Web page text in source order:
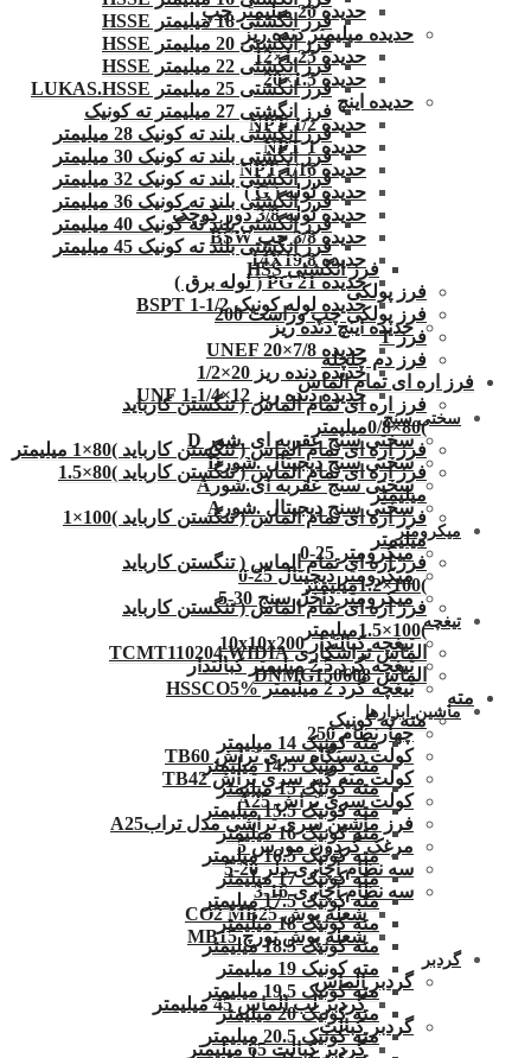
حدیده 20 میلیمتر چپ
حدیده میلیمتر دنده ریز
حدیده 1.25×12
حدیده 1.5×20
حدیده اینچ
حدیده 1/2 NPT
حدیده NPT 1
حدیده 1/16 NPT
حدیده لوله ( G )
حدیده لوله 3/8 دور کوچک
حدیده 3/8 چپ BSW
حدیده 14X19.8
حدیده 21 PG ( لوله برق )
حدیده لوله کونیک 1/2-1 BSPT
حدیده اینچ دنده ریز
حدیده UNEF 20×7/8
حدیده دنده ریز 20×1/2
حدیده دنده ریز 12×1/4-1 UNF
سختی سنج
سختی سنج عقربه ای .شور D
سختی سنج دیجیتال .شورD
سختی سنج عقربه ای.شورA
سختی سنج دیجیتال .شورA
میکرومتر
میکرومتر 25-0
میکرومتر دیجیتال 25-0
میکرومتر داخل سنج 30-5
تیغچه
تیغچه کبالتدار 10x10x200
تیغچه گرد 2.5 میلیمتر کبالتدار
تیغچه گرد 2 میلیمتر HSSCO5%
ماشین ابزارها
چهارنظام 250
کولت دستگاه سری تراش TB60
کولت مته گیر سری تراش TB42
کولت سری تراش A25
فرز ماشین سری تراشی مدل ترابA25
مرغک گردون مورس 5
سه نظام آچاری دلر 20-5
سه نظام آچاری 16-3
شعله پوش CO2 MB25
شعله پوش تورچ MB15
گردبر
گردبر الماس
گردبر لب الماس 45 میلیمتر
گردبر کبالت
گردبر کبالت 65 میلیمتر
فرز انگشتی 18 میلیمتر HSSE
فرز انگشتی 20 میلیمتر HSSE
فرز انگشتی 22 میلیمتر HSSE
فرز انگشتی 25 میلیمتر LUKAS.HSSE
فرز انگشتی 27 میلیمتر ته کونیک
فرز انگشتی بلند ته کونیک 28 میلیمتر
فرز انگشتی بلند ته کونیک 30 میلیمتر
فرز انگشتی بلند ته کونیک 32 میلیمتر
فرز انگشتی بلند ته کونیک 36 میلیمتر
فرز انگشتی بلند ته کونیک 40 میلیمتر
فرز انگشتی بلند ته کونیک 45 میلیمتر
فرز انگشتی HSS
فرز پولکی
فرز پولکی چپ وراست 200
فرز T
فرز دم چلچله
فرز اره ای تمام الماس
فرز اره ای تمام الماس ( تنگستن کارباید
)80×0/8میلیمتر
فرز اره ای تمام الماس ( تنگستن کارباید )80×1 میلیمتر
فرز اره ای تمام الماس ( تنگستن کارباید )80×1.5
میلیمتر
فرز اره ای تمام الماس ( تنگستن کارباید )100×1
میلیمتر
فرز اره ای تمام الماس ( تنگستن کارباید
)100×1.2میلیمتر
فرز اره ای تمام الماس ( تنگستن کارباید
)100×1.5میلیمتر
الماس تراشکاری TCMT110204.WIDIA
الماس DNMG150608
مته
مته ته کونیک
مته کونیک 14 میلیمتر
مته کونیک 14.5 میلیمتر
مته کونیک 15 میلیمتر
مته کونیک 15.5 میلیمتر
مته کونیک 16 میلیمتر
مته کونیک 16.5 میلیمتر
مته کونیک 17 میلیمتر
مته کونیک 17.5 میلیمتر
مته کونیک 18 میلیمتر
مته کونیک 18.5 میلیمتر
مته کونیک 19 میلیمتر
مته کونیک 19.5 میلیمتر
مته کونیک 20 میلیمتر
مته کونیک 20.5 میلیمتر